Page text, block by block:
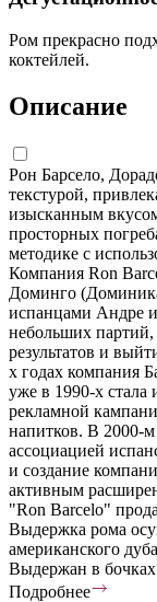
Ром прекрасно
коктейлей.
Описание
Рон Барсело,
текстурой,
изысканным
просторных
методике с
Компания Ron
Доминго
испанцами Андре
небольших партий,
результатов и
х годах компания
уже в 1990-х стала
рекламной
напитков. В 2000-
ассоциацией
и создание
активным
"Ron Barcelo"
Выдержка рома
американского
Выдержан в
Подробнее